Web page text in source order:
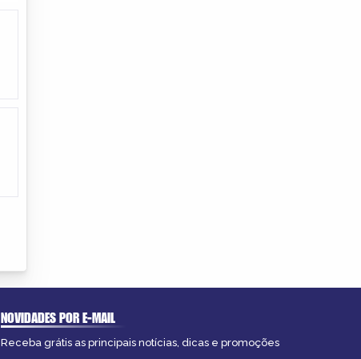
NOVIDADES POR E-MAIL
Receba grátis as principais notícias, dicas e promoções